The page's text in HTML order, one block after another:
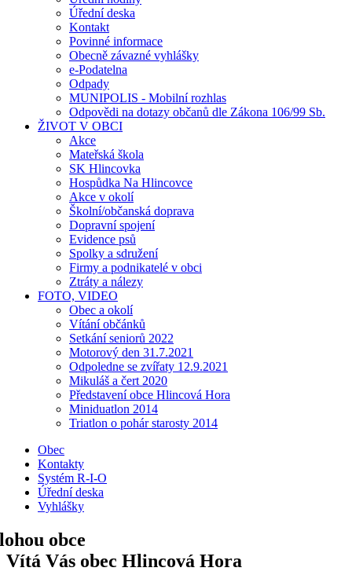
Úřední deska
Kontakt
Povinné informace
Obecně závazné vyhlášky
e-Podatelna
Odpady
MUNIPOLIS - Mobilní rozhlas
Odpovědi na dotazy občanů dle Zákona 106/99 Sb.
ŽIVOT V OBCI
Akce
Mateřská škola
SK Hlincovka
Hospůdka Na Hlincovce
Akce v okolí
Školní/občanská doprava
Dopravní spojení
Evidence psů
Spolky a sdružení
Firmy a podnikatelé v obci
Ztráty a nálezy
FOTO, VIDEO
Obec a okolí
Vítání občánků
Setkání seniorů 2022
Motorový den 31.7.2021
Odpoledne se zvířaty 12.9.2021
Mikuláš a čert 2020
Představení obce Hlincová Hora
Miniduatlon 2014
Triatlon o pohár starosty 2014
Obec
Kontakty
Systém R-I-O
Úřední deska
Vyhlášky
Vítá Vás obec Hlincová Hora